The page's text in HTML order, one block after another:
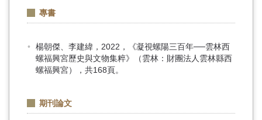
專書
楊朝傑、李建緯，2022，《凝視螺陽三百年──雲林西
螺福興宮歷史與文物集粹》（雲林：財團法人雲林縣西
螺福興宮），共168頁。
期刊論文